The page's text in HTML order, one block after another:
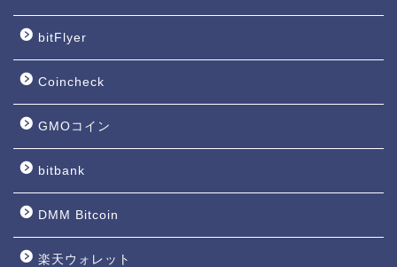
bitFlyer
Coincheck
GMOコイン
bitbank
DMM Bitcoin
楽天ウォレット